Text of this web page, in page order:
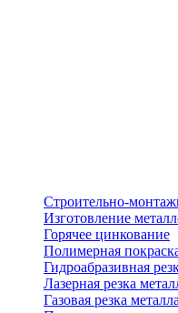
Строительно-
Изготовление
Горячее цинкование
Полимерная
Гидроабразивная
Лазерная резка
Газовая резка металла